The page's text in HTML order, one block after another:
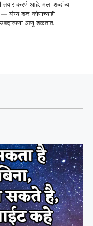
तयार करणे आहे. मला शब्दांच्या
योग्य शब्द कोणाच्याही
आणू शकतात.